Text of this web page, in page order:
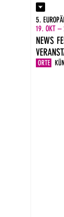
Kontakt
Presse
Newsletter
Impressum
DE
EN
5.
19. OKT –
NEWS
ORTE